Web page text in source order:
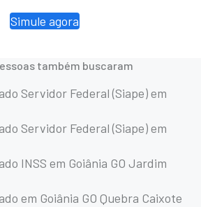
Simule agora
também buscaram
Servidor Federal (Siape) em
Servidor Federal (Siape) em
INSS em Goiânia GO Jardim
em Goiânia GO Quebra Caixote